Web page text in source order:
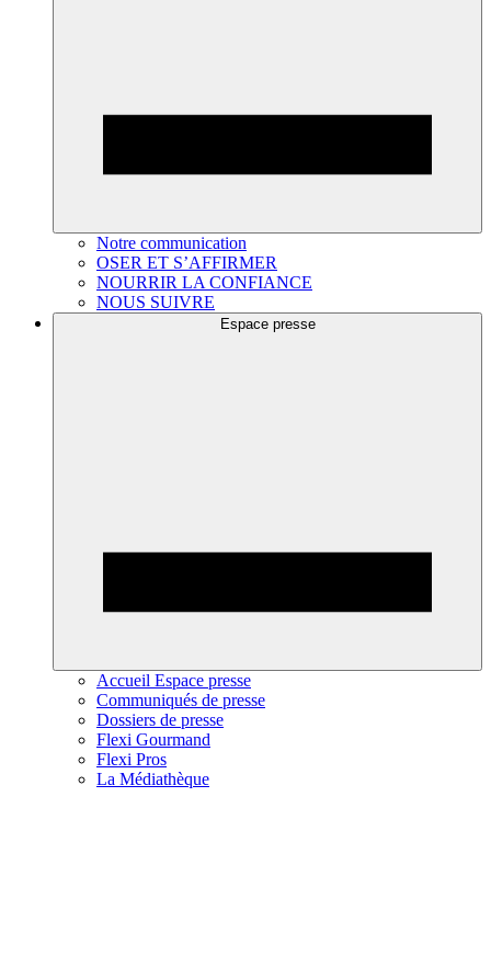
Notre communication
OSER ET S’AFFIRMER
NOURRIR LA CONFIANCE
NOUS SUIVRE
Espace presse
Accueil Espace presse
Communiqués de presse
Dossiers de presse
Flexi Gourmand
Flexi Pros
La Médiathèque